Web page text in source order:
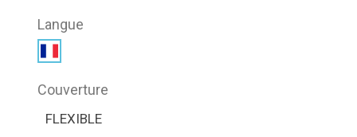
Langue
Couverture
FLEXIBLE